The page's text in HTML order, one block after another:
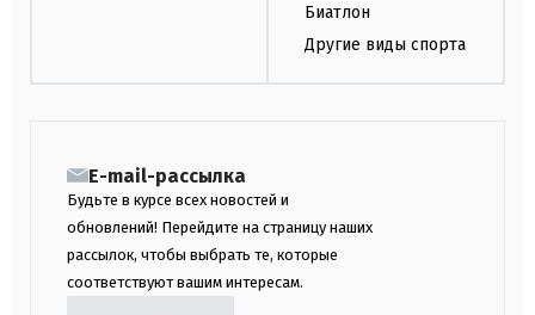
Биатлон
Другие виды спорта
E-mail-рассылка
Будьте в курсе всех новостей и
обновлений! Перейдите на страницу наших
рассылок, чтобы выбрать те, которые
соответствуют вашим интересам.